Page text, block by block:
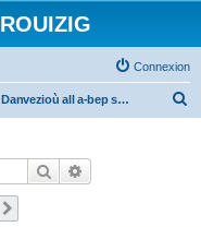
Connexion
Danvezioù all a-bep seurt
Rechercher